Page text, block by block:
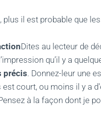
plus il est probable que
Dites au lecteur de
qu’il y a
précis. Donnez-leur une
court, ou moins il y a
à la façon dont je